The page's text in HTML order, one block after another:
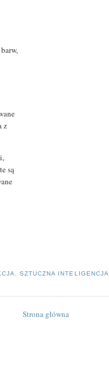
z
są
,SZTUCZNA INTELIGENCJA
Strona główna